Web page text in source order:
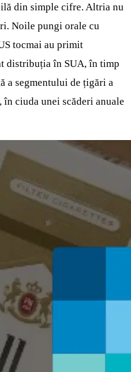
din simple cifre. Altria nu
Noile pungi orale cu
tocmai au primit
distribuția în SUA, în timp
a segmentului de țigări a
ciuda unei scăderi anuale